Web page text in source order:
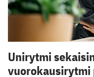
Unirytmi
vuorokausirytmi